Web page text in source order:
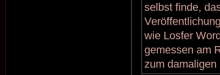
selbst finde,
wie Losfer
gemessen am
zum